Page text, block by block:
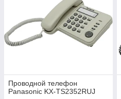
Проводной телефон
Panasonic KX-TS2352RUJ